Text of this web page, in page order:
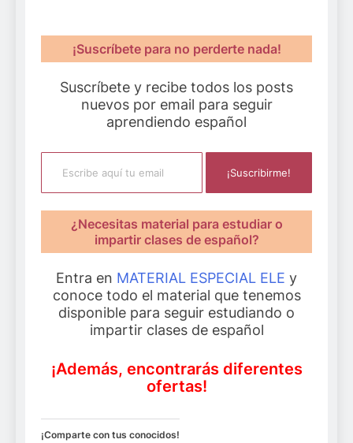
¡Suscríbete para no perderte nada!
Suscríbete y recibe todos los posts
nuevos por email para seguir
aprendiendo español
Escribe aquí tu email
¡Suscribirme!
¿Necesitas material para estudiar o
impartir clases de español?
Entra en MATERIAL ESPECIAL ELE y
conoce todo el material que tenemos
disponible para seguir estudiando o
impartir clases de español
¡Además, encontrarás diferentes
ofertas!
¡Comparte con tus conocidos!